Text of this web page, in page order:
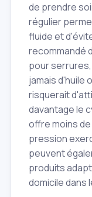
de prendre
régulier
fluide et
recommandé
pour serrures,
jamais d'huile
risquerait
davantage le
offre moins
pression
peuvent
produits
domicile dans